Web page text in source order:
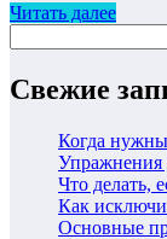
Читать далее
Свежие
Когда
Упражнения
Что делать,
Как
Основные